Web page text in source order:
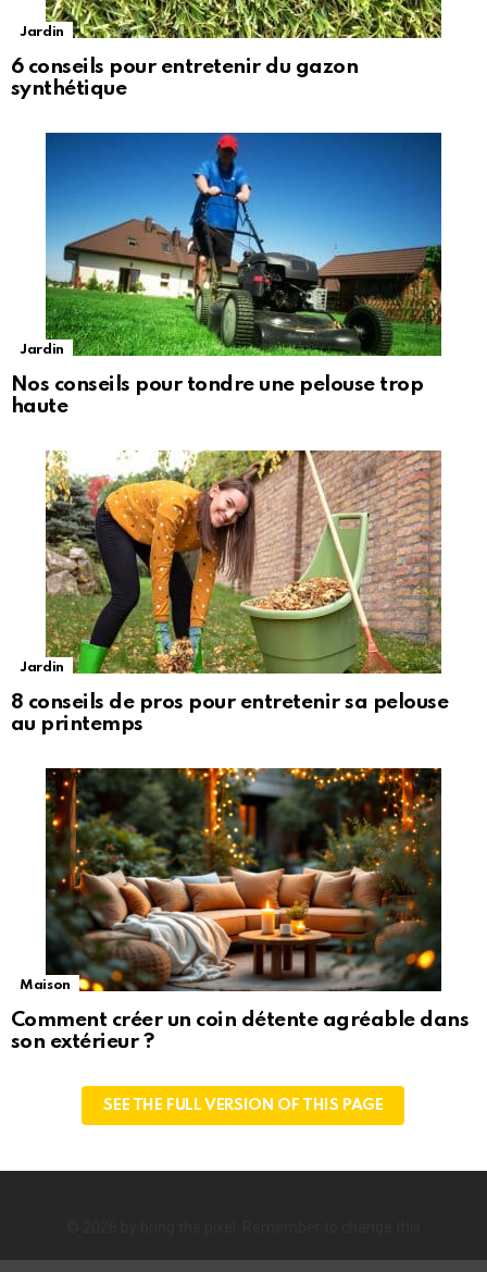
Jardin
6 conseils pour entretenir du gazon
synthétique
Jardin
Nos conseils pour tondre une pelouse trop
haute
Jardin
8 conseils de pros pour entretenir sa pelouse
au printemps
Maison
Comment créer un coin détente agréable dans
son extérieur ?
SEE THE FULL VERSION OF THIS PAGE